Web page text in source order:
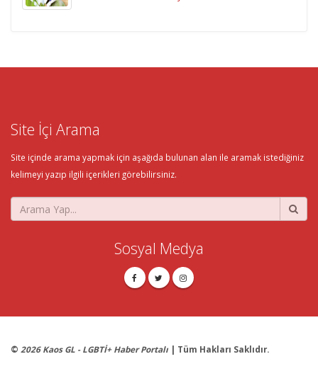
Site İçi Arama
Site içinde arama yapmak için aşağıda bulunan alan ile aramak istediğiniz
kelimeyi yazıp ilgili içerikleri görebilirsiniz.
Sosyal Medya
© 2026 Kaos GL - LGBTİ+ Haber Portalı | Tüm Hakları Saklıdır.